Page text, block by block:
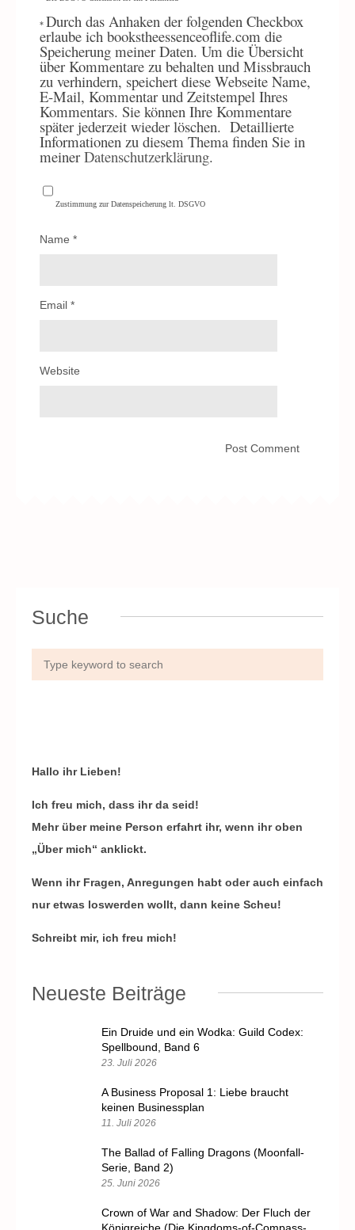
* Durch das Anhaken der folgenden Checkbox
erlaube ich bookstheessenceoflife.com die
Speicherung meiner Daten. Um die Übersicht
über Kommentare zu behalten und Missbrauch
zu verhindern, speichert diese Webseite Name,
E-Mail, Kommentar und Zeitstempel Ihres
Kommentars. Sie können Ihre Kommentare
später jederzeit wieder löschen. Detaillierte
Informationen zu diesem Thema finden Sie in
meiner Datenschutzerklärung.
Zustimmung zur Datenspeicherung lt. DSGVO
Name *
Email *
Website
Suche
Hallo ihr Lieben!
Ich freu mich, dass ihr da seid!
Mehr über meine Person erfahrt ihr, wenn ihr oben
„Über mich“ anklickt.
Wenn ihr Fragen, Anregungen habt oder auch einfach
nur etwas loswerden wollt, dann keine Scheu!
Schreibt mir, ich freu mich!
Neueste Beiträge
Ein Druide und ein Wodka: Guild Codex:
Spellbound, Band 6
23. Juli 2026
A Business Proposal 1: Liebe braucht
keinen Businessplan
11. Juli 2026
The Ballad of Falling Dragons (Moonfall-
Serie, Band 2)
25. Juni 2026
Crown of War and Shadow: Der Fluch der